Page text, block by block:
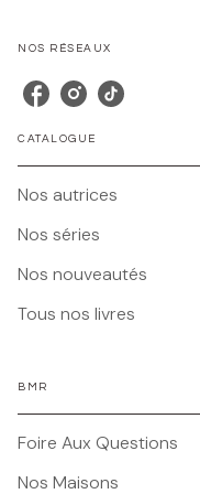
NOS RÉSEAUX
CATALOGUE
Nos autrices
Nos séries
Nos nouveautés
Tous nos livres
BMR
Foire Aux Questions
Nos Maisons